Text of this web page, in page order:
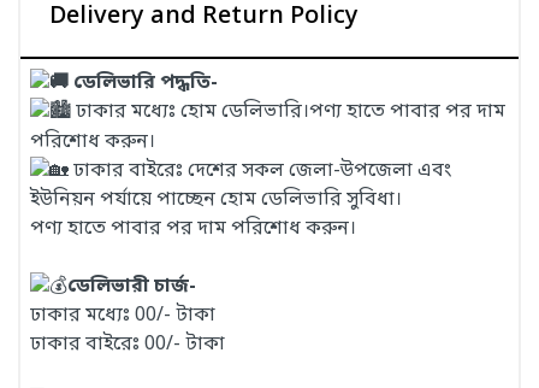
Delivery and Return Policy
ডেলিভারি পদ্ধতি-
ঢাকার মধ্যেঃ হোম ডেলিভারি।পণ্য হাতে পাবার পর দাম
পরিশোধ করুন।
ঢাকার বাইরেঃ দেশের সকল জেলা-উপজেলা এবং
ইউনিয়ন পর্যায়ে পাচ্ছেন হোম ডেলিভারি সুবিধা।
পণ্য হাতে পাবার পর দাম পরিশোধ করুন।
ডেলিভারী চার্জ-
ঢাকার মধ্যেঃ 00/- টাকা
ঢাকার বাইরেঃ 00/- টাকা